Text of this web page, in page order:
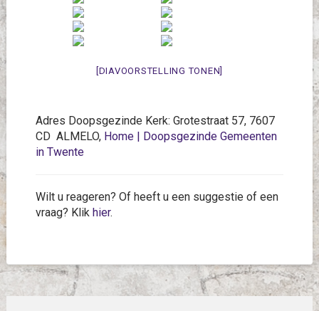
[DIAVOORSTELLING TONEN]
Adres Doopsgezinde Kerk: Grotestraat 57, 7607
CD ALMELO, Home | Doopsgezinde Gemeenten
in Twente
Wilt u reageren? Of heeft u een suggestie of een
vraag? Klik hier.